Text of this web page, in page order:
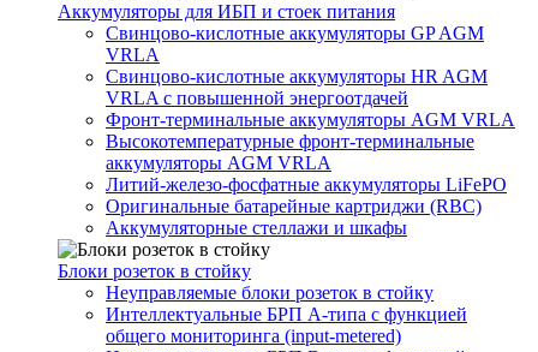
Аккумуляторы для ИБП и стоек питания
Свинцово-кислотные аккумуляторы GP AGM
VRLA
Свинцово-кислотные аккумуляторы HR AGM
VRLA с повышенной энергоотдачей
Фронт-терминальные аккумуляторы AGM VRLA
Высокотемпературные фронт-терминальные
аккумуляторы AGM VRLA
Литий-железо-фосфатные аккумуляторы LiFePO
Оригинальные батарейные картриджи (RBC)
Аккумуляторные стеллажи и шкафы
Блоки розеток в стойку
Неуправляемые блоки розеток в стойку
Интеллектуальные БРП А-типа с функцией
общего мониторинга (input-metered)